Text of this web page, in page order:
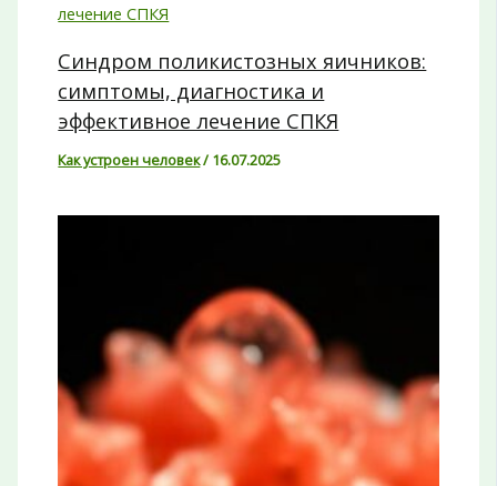
Синдром поликистозных яичников:
симптомы, диагностика и
эффективное лечение СПКЯ
Как устроен человек/ 16.07.2025